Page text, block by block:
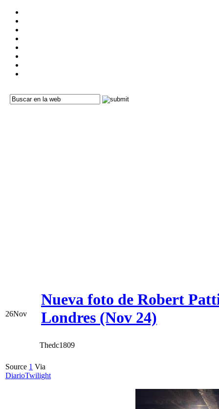
26Nov
Nueva foto de Robert
Londres (Nov 24)
Thedc1809
Source 1 Via
DiarioTwilight